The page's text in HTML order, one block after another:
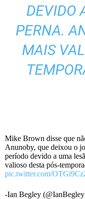
DEVIDO
PERNA.
MAIS
Mike Brown disse que
Anunoby, que deixou o
período devido a uma
valioso desta pós-
pic.twitter.com/
-Ian Begley